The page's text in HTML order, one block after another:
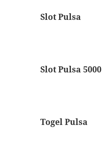
Slot Pulsa
Slot Pulsa 5000
Togel Pulsa